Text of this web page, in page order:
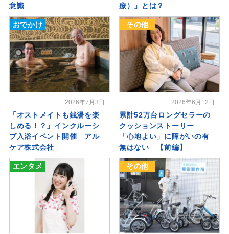
意識
療）」とは？
おでかけ
2026年7月3日
「オストメイトも銭湯を楽
しめる！？」インクルーシ
ブ入浴イベント開催 アル
ケア株式会社
その他
2026年6月12日
累計52万台ロングセラーの
クッションストーリー
「心地よい」に障がいの有
無はない 【前編】
エンタメ その他